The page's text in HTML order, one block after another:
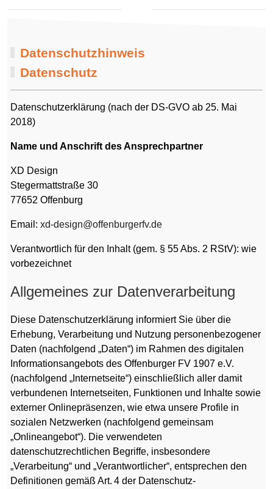
Datenschutzhinweis
Datenschutz
Datenschutzerklärung (nach der DS-GVO ab 25. Mai
2018)
Name und Anschrift des Ansprechpartner
XD Design
Stegermattstraße 30
77652 Offenburg
Email: xd-design@offenburgerfv.de
Verantwortlich für den Inhalt (gem. § 55 Abs. 2 RStV): wie
vorbezeichnet
Allgemeines zur Datenverarbeitung
Diese Datenschutzerklärung informiert Sie über die
Erhebung, Verarbeitung und Nutzung personenbezogener
Daten (nachfolgend „Daten“) im Rahmen des digitalen
Informationsangebots des Offenburger FV 1907 e.V.
(nachfolgend „Internetseite“) einschließlich aller damit
verbundenen Internetseiten, Funktionen und Inhalte sowie
externer Onlinepräsenzen, wie etwa unsere Profile in
sozialen Netzwerken (nachfolgend gemeinsam
„Onlineangebot“). Die verwendeten
datenschutzrechtlichen Begriffe, insbesondere
„Verarbeitung“ und „Verantwortlicher“, entsprechen den
Definitionen gemäß Art. 4 der Datenschutz-